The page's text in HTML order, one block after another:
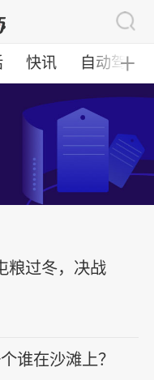
快讯 自动驾驶
╋
粮过冬，决战
谁在沙滩上？